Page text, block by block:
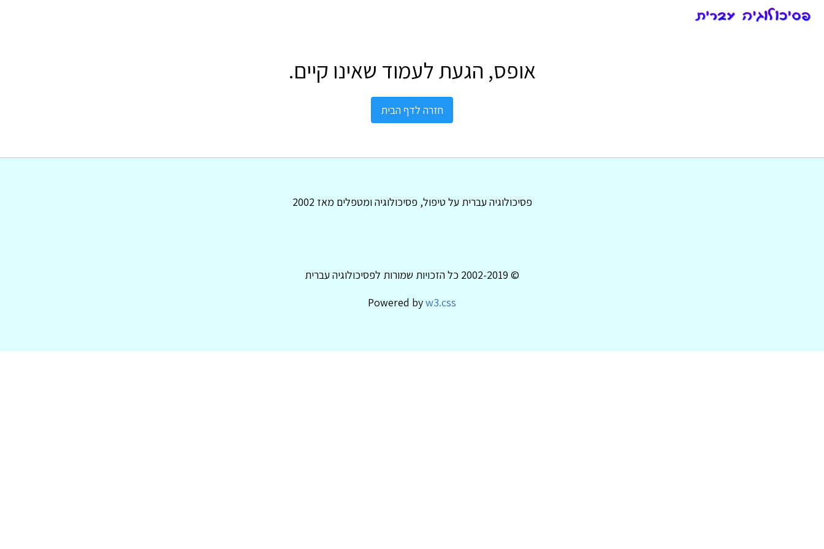
אופס, הגעת לעמוד שאינו קיים.
חזרה לדף הבית
פסיכולוגיה עברית על טיפול, פסיכולוגיה ומטפלים מאז 2002
© 2002-2019 כל הזכויות שמורות לפסיכולוגיה עברית
Powered byw3.css